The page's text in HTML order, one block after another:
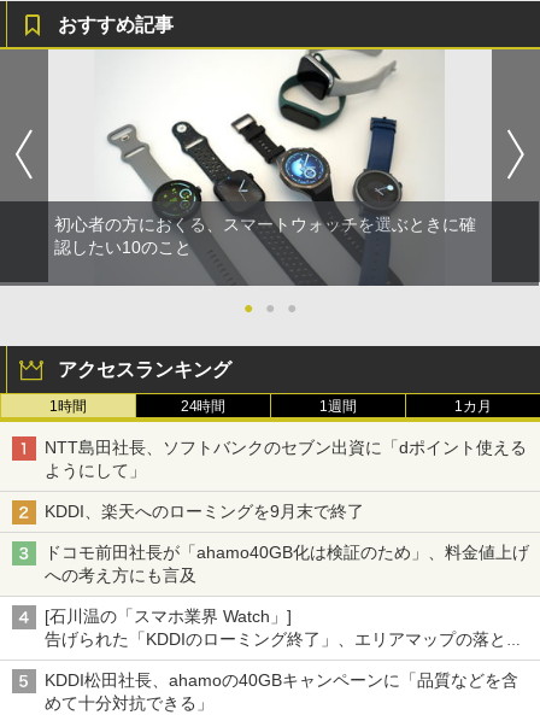
おすすめ記事
初心者の方におくる、スマートウォッチを選ぶときに確
認したい10のこと
● ● ●
アクセスランキング
1時間 24時間 1週間 1カ月
NTT島田社長、ソフトバンクのセブン出資に「dポイント使える
ようにして」
KDDI、楽天へのローミングを9月末で終了
ドコモ前田社長が「ahamo40GB化は検証のため」、料金値上げ
への考え方にも言及
[石川温の「スマホ業界 Watch」]
告げられた「KDDIのローミング終了」、エリアマップの落とし
穴と楽天モバイルの課題
KDDI松田社長、ahamoの40GBキャンペーンに「品質などを含
めて十分対抗できる」